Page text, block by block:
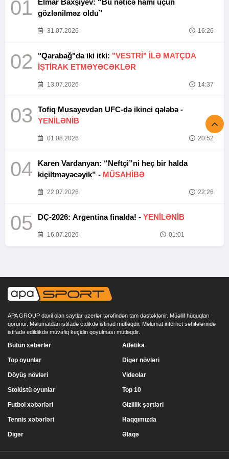
01
Elmar Baxşıyev: “Bu nəticə hamı üçün
gözlənilməz oldu”
31.07.2026 16:26
02 "Qarabağ"da iki itki: "VESTRİ" İLƏ MATÇDA
İŞTİRAK ETMƏYƏCƏKLƏR
13.07.2026 14:37
03
Tofiq Musayevdən UFC-də ikinci qələbə -
YENİLƏNİB
01.08.2026 20:52
04
Karen Vardanyan: “Neftçi”ni heç bir halda
kiçiltməyəcəyik” - MÜSAHİBƏ
22.07.2026 22:26
05 DÇ-2026: Argentina finalda! - YENİLƏNİB
16.07.2026 01:01
APA GROUP daxil olan saytlar uzerlər tərəfindən tam dəstəklənir. Müəllif hüquqları
qorunur. Məlumatdan istifadə etdikdə istinad mütləqdir. Məlumat internet səhifələrində
istifadə edildikdə müvafiq keçidin qoyulması mütləqdir.
Bütün xəbərlər
Top oyunlar
Döyüş növləri
Stolüstü oyunlar
Atletika
Digər növləri
Videolar
Top 10
Futbol xəbərləri
Tennis xəbərləri
Digər
Gizlilik şərtləri
Haqqımızda
Əlaqə